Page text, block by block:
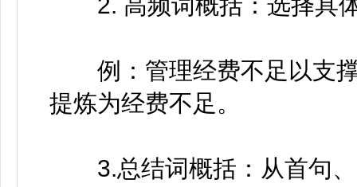
例：管理经费不足以支撑
提炼为经费不足。
3.总结词概括：从首句、